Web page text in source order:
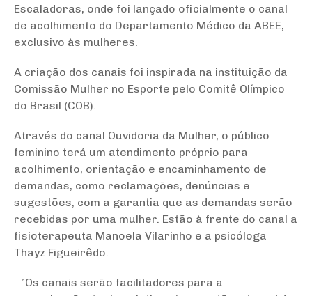
Escaladoras, onde foi lançado oficialmente o canal
de acolhimento do Departamento Médico da ABEE,
exclusivo às mulheres.
A criação dos canais foi inspirada na instituição da
Comissão Mulher no Esporte pelo Comitê Olímpico
do Brasil (COB).
Através do canal Ouvidoria da Mulher, o público
feminino terá um atendimento próprio para
acolhimento, orientação e encaminhamento de
demandas, como reclamações, denúncias e
sugestões, com a garantia que as demandas serão
recebidas por uma mulher. Estão à frente do canal a
fisioterapeuta Manoela Vilarinho e a psicóloga
Thayz Figueirêdo.
”Os canais serão facilitadores para a